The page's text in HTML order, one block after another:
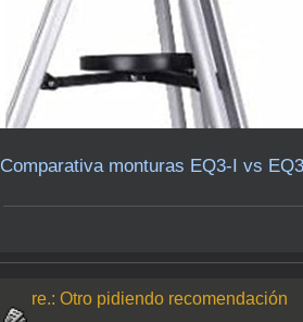
Comparativa monturas EQ3-I vs
re.: Otro pidiendo recomendación